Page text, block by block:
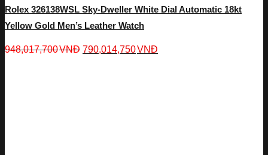
Rolex 326138WSL Sky-Dweller White Dial Automatic 18kt
Yellow Gold Men’s Leather Watch
948,017,700VNĐ 790,014,750VNĐ